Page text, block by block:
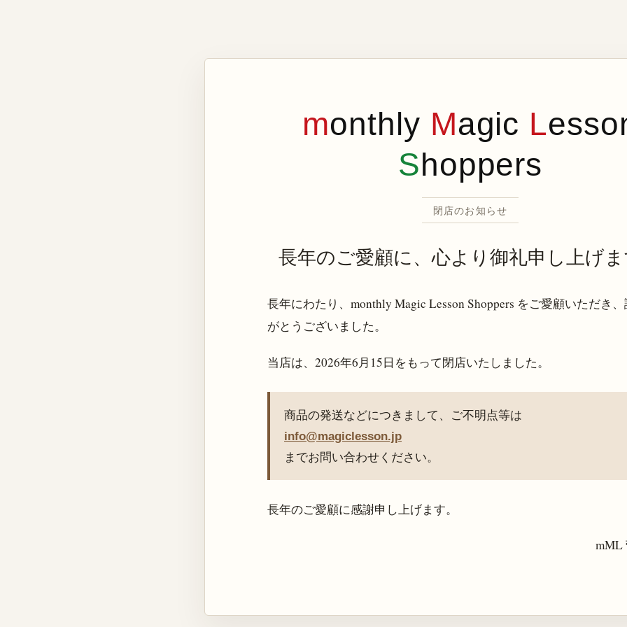
monthly Magic L
Shoppers
閉店のお知らせ
長年のご愛顧に、心より御礼申し上げ
長年にわたり、monthly Magic Lesson Shoppers をご愛顧いただき
がとうございました。
当店は、 2026年6月15日 をもって閉店いたしました。
商品の発送などにつきまして、ご不明点等は
info@magiclesson.jp
までお問い合わせください。
長年のご愛顧に感謝申し上げます。
mML